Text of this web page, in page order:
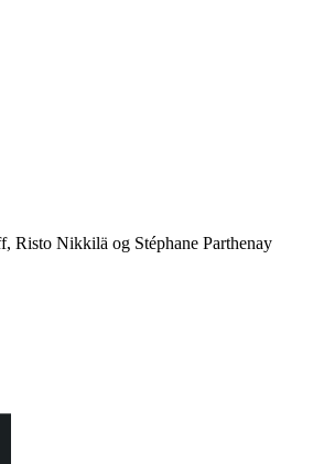
Risto Nikkilä og Stéphane Parthenay